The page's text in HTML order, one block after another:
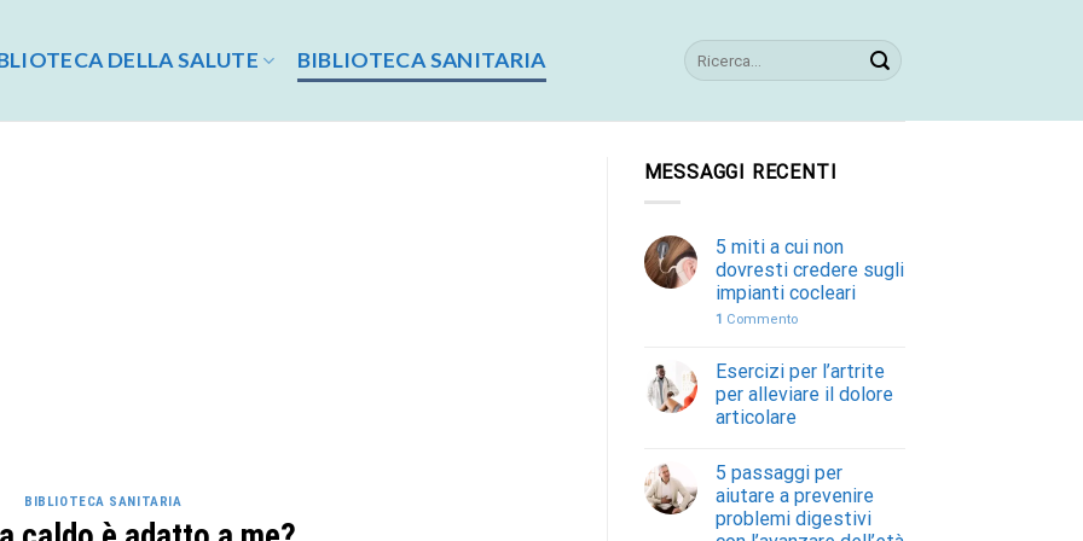
DELLA SALUTE BIBLIOTECA SANITARIA
BIBLIOTECA SANITARIA
MESSAGGI RECENTI
5 miti a cui non
dovresti credere sugli
impianti cocleari
1 Commento
Esercizi per l’artrite
per alleviare il dolore
articolare
5 passaggi per
aiutare a prevenire
problemi digestivi